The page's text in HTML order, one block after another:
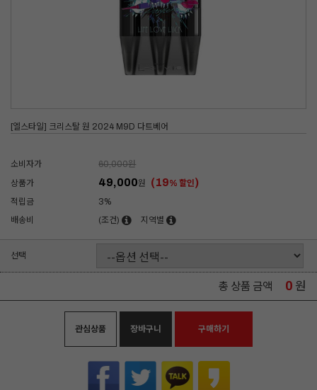
[엘스타일] 크리스탈 원 2024 M9D 다트베어
소비자가 60,000원
상품가
49,000원 (19% 할인)
적립금
3%
배송비
(조건) 지역별
선택
총 상품 금액 0 원
관심상품 장바구니 구매하기